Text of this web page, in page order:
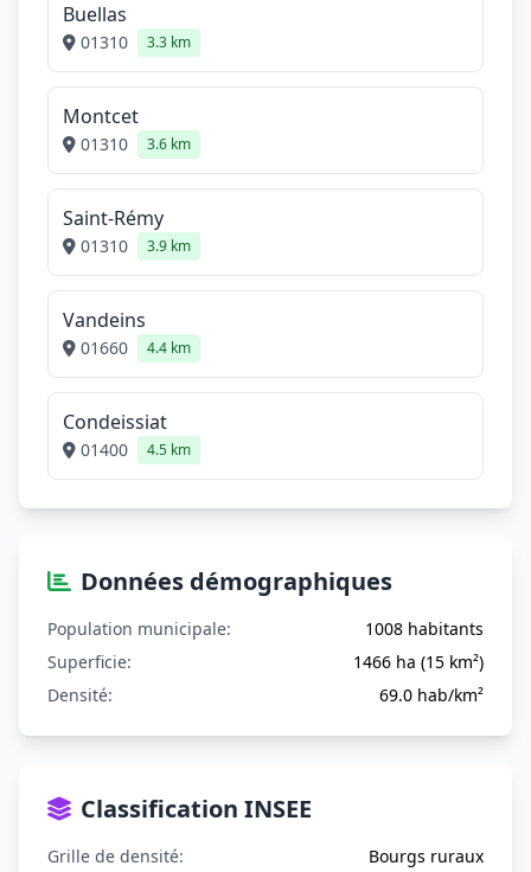
Buellas
01310 3.3 km
Montcet
01310 3.6 km
Saint-Rémy
01310 3.9 km
Vandeins
01660 4.4 km
Condeissiat
01400 4.5 km
Données démographiques
Population municipale:
1008 habitants
Superficie:
1466 ha (15 km²)
Densité:
69.0 hab/km²
Classification INSEE
Grille de densité:
Bourgs ruraux